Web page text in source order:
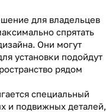
для владельцев
спрятать
Они могут
установки подойдут
рядом
специальный
и подвижных деталей,